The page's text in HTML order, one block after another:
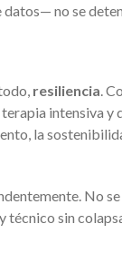
no se
resiliencia.
intensiva y
la
No
técnico sin